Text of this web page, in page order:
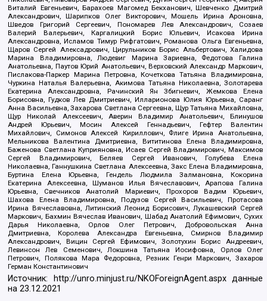
Виталий Евгеньевич, Барахоев Магомед Бекханович, Шевченко Дмитрий
Александрович, Шарипков Олег Викторович, Мошель Ирина Ароновна,
Шведов Григорий Сергеевич, Пономарев Лев Александрович, Созаев
Валерий Валерьевич, Каргалицкий Борис Юльевич, Исакова Ирина
Александровна, Исламов Тимур Рифгатович, Романова Ольга Евгеньевна,
Щаров Сергей Алексадрович, Цирульников Борис Альбертович, Халидова
Марина Владимировна, Людевиг Марина Зариевна, Федотова Галина
Анатольевна, Паутов Юрий Анатольевич, Верховский Александр Маркович,
Пислакова-Паркер Марина Петровна, Кочеткова Татьяна Владимировна,
Чуркина Наталья Валерьевна, Акимова Татьяна Николаевна, Золотарева
Екатерина Александровна, Рачинский Ян Збигневич, Жемкова Елена
Борисовна, Гудков Лев Дмитриевич, Илларионова Юлия Юрьевна, Саранг
Анна Васильевна, Захарова Светлана Сергеевна, Щур Татьяна Михайловна,
Щур Николай Алексеевич, Аверин Владимир Анатольевич, Блинушов
Андрей Юрьевич, Мосин Алексей Геннадьевич, Гефтер Валентин
Михайлович, Симонов Алексей Кириллович, Флиге Ирина Анатольевна,
Мельникова Валентина Дмитриевна, Вититинова Елена Владимировна,
Баженова Светлана Куприяновна, Исаев Сергей Владимирович, Максимов
Сергей Владимирович, Беляев Сергей Иванович, Голубева Елена
Николаевна, Ганнушкина Светлана Алексеевна, Закс Елена Владимировна,
Буртина Елена Юрьевна, Гендель Людмила Залмановна, Кокорина
Екатерина Алексеевна, Шуманов Илья Вячеславович, Арапова Галина
Юрьевна, Свечников Анатолий Мариевич, Прохоров Вадим Юрьевич,
Шахова Елена Владимировна, Подузов Сергей Васильевич, Протасова
Ирина Вячеславовна, Литинский Леонид Борисович, Лукашевский Сергей
Маркович, Бахмин Вячеслав Иванович, Шабад Анатолий Ефимович, Сухих
Дарья Николаевна, Орлов Олег Петрович, Добровольская Анна
Дмитриевна, Королева Александра Евгеньевна, Смирнов Владимир
Александрович, Вицин Сергей Ефимович, Золотухин Борис Андреевич,
Левинсон Лев Семенович, Локшина Татьяна Иосифовна, Орлов Олег
Петрович, Полякова Мара Федоровна, Резник Генри Маркович, Захаров
Герман Константинович
Источник: http://unro.minjust.ru/NKOForeignAgent.aspxданные
на23.12.2021